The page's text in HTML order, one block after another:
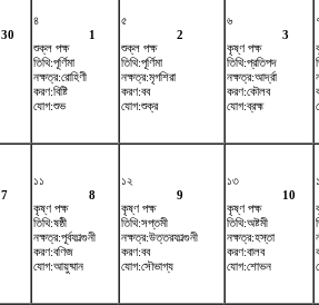
30
৪
1
শুক্ল পক্ষ
তিথি:পূর্ণিমা
নক্ষত্র:রোহিণী
করণ:বিষ্টি
যোগ:শুভ
৫
2
শুক্ল পক্ষ
তিথি:পূর্ণিমা
নক্ষত্র:মৃগশিরা
করণ:বব
যোগ:শুক্র
৬
3
কৃষ্ণ পক্ষ
তিথি:প্রতিপদ
নক্ষত্র:আর্দ্রা
করণ:কৌলব
যোগ:ব্রহ্ম
7
১১
8
কৃষ্ণ পক্ষ
তিথি:ষষ্ঠী
নক্ষত্র:পূর্বফাল্গুনী
করণ:বণিজ
যোগ:আয়ুষ্মান
১২
9
কৃষ্ণ পক্ষ
তিথি:সপ্তমী
নক্ষত্র:উত্তরফাল্গুনী
করণ:বব
যোগ:সৌভাগ্য
১৩
10
কৃষ্ণ পক্ষ
তিথি:অষ্টমী
নক্ষত্র:হস্তা
করণ:বালব
যোগ:শোভন